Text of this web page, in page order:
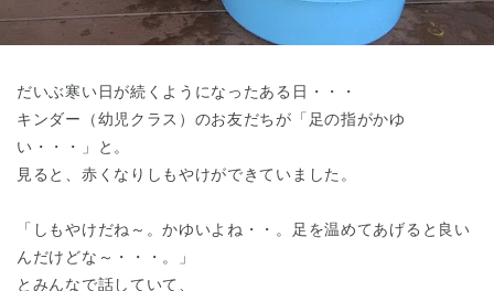
だいぶ寒い日が続くようになったある日・・・
キンダー（幼児クラス）のお友だちが「足の指がかゆ
い・・・」と。
見ると、赤くなりしもやけができていました。
「しもやけだね～。かゆいよね・・。足を温めてあげると良い
んだけどな～・・・。」
とみんなで話していて、